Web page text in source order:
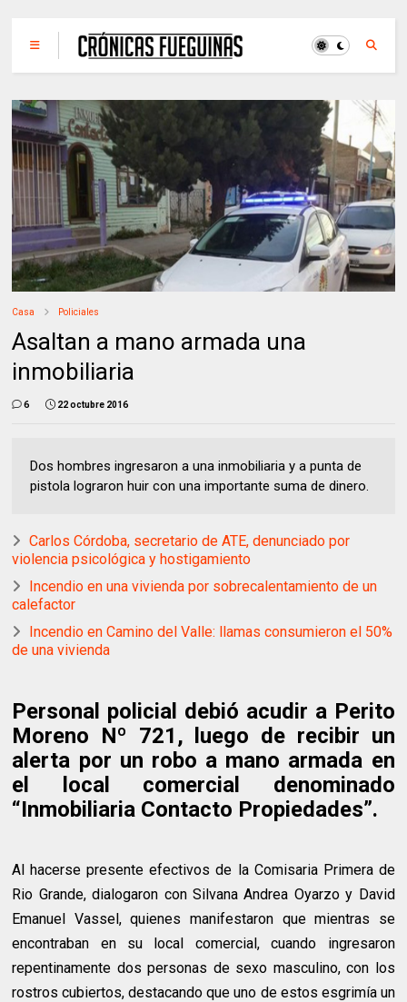
Casa Policiales
Asaltan a mano armada una
inmobiliaria
6 22 octubre 2016
Dos hombres ingresaron a una inmobiliaria y a punta de
pistola lograron huir con una importante suma de dinero.
Carlos Córdoba, secretario de ATE, denunciado por
violencia psicológica y hostigamiento
Incendio en una vivienda por sobrecalentamiento de un
calefactor
Incendio en Camino del Valle: llamas consumieron el 50%
de una vivienda
Personal policial debió acudir a Perito
Moreno Nº 721, luego de recibir un
alerta por un robo a mano armada en
el local comercial denominado
“Inmobiliaria Contacto Propiedades”.
Al hacerse presente efectivos de la Comisaria Primera de
Rio Grande, dialogaron con Silvana Andrea Oyarzo y David
Emanuel Vassel, quienes manifestaron que mientras se
encontraban en su local comercial, cuando ingresaron
repentinamente dos personas de sexo masculino, con los
rostros cubiertos, destacando que uno de estos esgrimía un